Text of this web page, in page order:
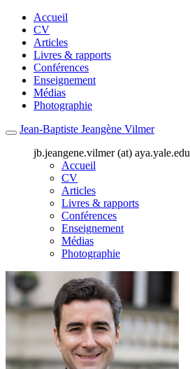
Accueil
CV
Articles
Livres & rapports
Conférences
Enseignement
Médias
Photographie
Jean-Baptiste Jeangène Vilmer
jb.jeangene.vilmer (at) aya.yale.edu
Accueil
CV
Articles
Livres & rapports
Conférences
Enseignement
Médias
Photographie